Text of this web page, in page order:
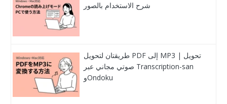
شرح الاستخدام بالصور
طريقتان لتحويل PDF إلى MP3 | تحويل
صوتي مجاني عبر Transcription-san
وOndoku